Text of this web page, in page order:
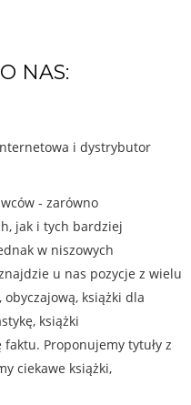
NAS:
i dystrybutor
- zarówno
jak i tych bardziej
w niszowych
u nas pozycje z wielu
książki dla
książki
Proponujemy tytuły z
ciekawe książki,